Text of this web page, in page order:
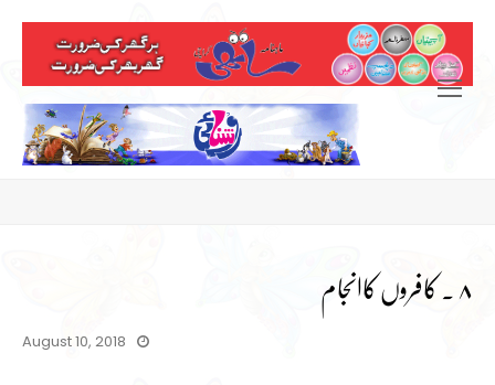
۸ ۔ کافروں کاانجام
August 10, 2018